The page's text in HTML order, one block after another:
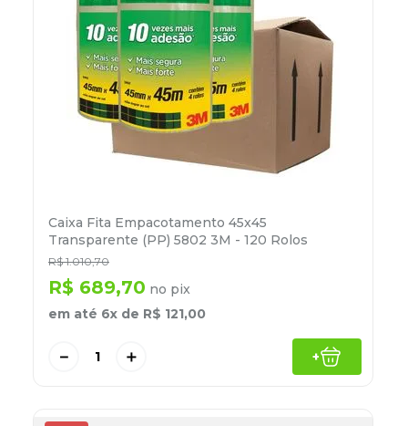
Caixa Fita Empacotamento 45x45
Transparente (PP) 5802 3M - 120 Rolos
R$ 1.010,70
R$ 689,70 no pix
em até 6x de R$ 121,00
＋
－ +